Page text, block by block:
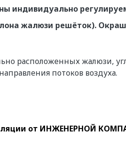
индивидуально
жалюзи решёток).
расположенных жалюзи,
потоков воздуха.
от ИНЖЕНЕРНОЙ